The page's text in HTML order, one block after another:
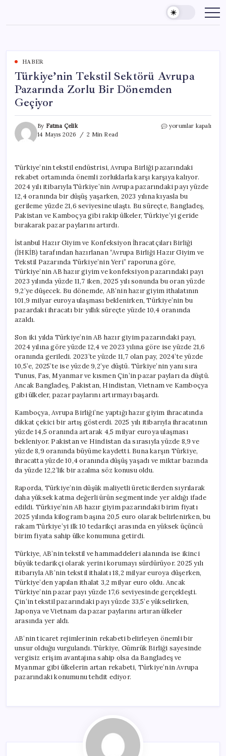
content
HABER
Türkiye’nin Tekstil Sektörü Avrupa
Pazarında Zorlu Bir Dönemden
Geçiyor
By Fatma Çelik
14 Mayıs 2026
2 Min Read
Türkiye’nin
Zorlu
Bir
Dönemden
Geçiyor
için
yorumlar kapalı
Türkiye’nin tekstil endüstrisi, Avrupa Birliği pazarındaki
rekabet ortamında önemli zorluklarla karşı karşıya kalıyor.
2024 yılı itibarıyla Türkiye’nin Avrupa pazarındaki payı yüzde
12,4 oranında bir düşüş yaşarken, 2023 yılına kıyasla bu
gerileme yüzde 21,6 seviyesine ulaştı. Bu süreçte, Bangladeş,
Pakistan ve Kamboçya gibi rakip ülkeler, Türkiye’yi geride
bırakarak pazar paylarını artırdı.
İstanbul Hazır Giyim ve Konfeksiyon İhracatçıları Birliği
(İHKİB) tarafından hazırlanan “Avrupa Birliği Hazır Giyim ve
Tekstil Pazarında Türkiye’nin Yeri” raporuna göre,
Türkiye’nin AB hazır giyim ve konfeksiyon pazarındaki payı
2023 yılında yüzde 11,7 iken, 2025 yılı sonunda bu oran yüzde
9,2’ye düşecek. Bu dönemde, AB’nin hazır giyim ithalatının
101,9 milyar euroya ulaşması beklenirken, Türkiye’nin bu
pazardaki ihracatı bir yıllık süreçte yüzde 10,4 oranında
azaldı.
Son iki yılda Türkiye’nin AB hazır giyim pazarındaki payı,
2024 yılına göre yüzde 12,4 ve 2023 yılına göre ise yüzde 21,6
oranında geriledi. 2023’te yüzde 11,7 olan pay, 2024’te yüzde
10,5’e, 2025’te ise yüzde 9,2’ye düştü. Türkiye’nin yanı sıra
Tunus, Fas, Myanmar ve kısmen Çin’in pazar payları da düştü.
Ancak Bangladeş, Pakistan, Hindistan, Vietnam ve Kamboçya
gibi ülkeler, pazar paylarını artırmayı başardı.
Kamboçya, Avrupa Birliği’ne yaptığı hazır giyim ihracatında
dikkat çekici bir artış gösterdi. 2025 yılı itibarıyla ihracatının
yüzde 14,5 oranında artarak 4,5 milyar euroya ulaşması
bekleniyor. Pakistan ve Hindistan da sırasıyla yüzde 8,9 ve
yüzde 8,9 oranında büyüme kaydetti. Buna karşın Türkiye,
ihracatta yüzde 10,4 oranında düşüş yaşadı ve miktar bazında
da yüzde 12,2’lik bir azalma söz konusu oldu.
Raporda, Türkiye’nin düşük maliyetli üreticilerden sıyrılarak
daha yüksek katma değerli ürün segmentinde yer aldığı ifade
edildi. Türkiye’nin AB hazır giyim pazarındaki birim fiyatı
2025 yılında kilogram başına 20,5 euro olarak belirlenirken, bu
rakam Türkiye’yi ilk 10 tedarikçi arasında en yüksek üçüncü
birim fiyata sahip ülke konumuna getirdi.
Türkiye, AB’nin tekstil ve hammaddeleri alanında ise ikinci
büyük tedarikçi olarak yerini korumayı sürdürüyor. 2025 yılı
itibarıyla AB’nin tekstil ithalatı 18,2 milyar euroya düşerken,
Türkiye’den yapılan ithalat 3,2 milyar euro oldu. Ancak
Türkiye’nin pazar payı yüzde 17,6 seviyesinde gerçekleşti.
Çin’in tekstil pazarındaki payı yüzde 33,5’e yükselirken,
Japonya ve Vietnam da pazar paylarını artıran ülkeler
arasında yer aldı.
AB’nin ticaret rejimlerinin rekabeti belirleyen önemli bir
unsur olduğu vurgulandı. Türkiye, Gümrük Birliği sayesinde
vergisiz erişim avantajına sahip olsa da Bangladeş ve
Myanmar gibi ülkelerin artan rekabeti, Türkiye’nin Avrupa
pazarındaki konumunu tehdit ediyor.